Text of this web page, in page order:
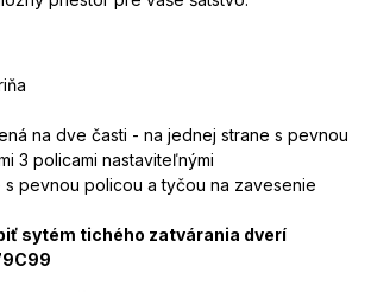
na dve časti - na jednej strane s pevnou
3 policami nastaviteľnými
s pevnou policou a tyčou na zavesenie
sytém tichého zatvárania dverí